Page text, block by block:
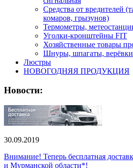
Средства от вредителей
комаров, грызунов)
Термометры,
Уголки-кронштейны FIT
Хозяйственные товары
Шнуры, шпагаты, верёвки
Люстры
НОВОГОДНЯЯ ПРОДУКЦИЯ
Новости:
30.09.2019
Внимание! Теперь бесплатная
и Мурманской области*!